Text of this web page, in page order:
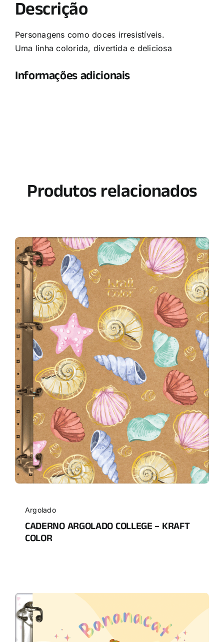
Descrição
Personagens como doces irresistíveis.
Uma linha colorida, divertida e deliciosa
Informações adicionais
Produtos relacionados
Argolado
CADERNO ARGOLADO COLLEGE – KRAFT
COLOR